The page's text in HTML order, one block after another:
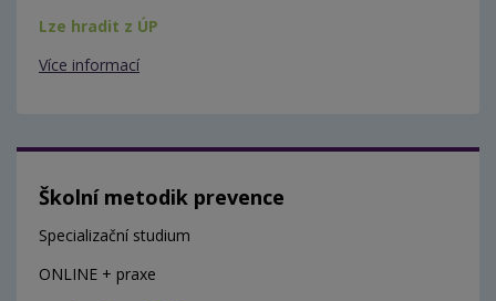
Lze hradit z ÚP
Více informací
Školní metodik prevence
Specializační studium
ONLINE + praxe